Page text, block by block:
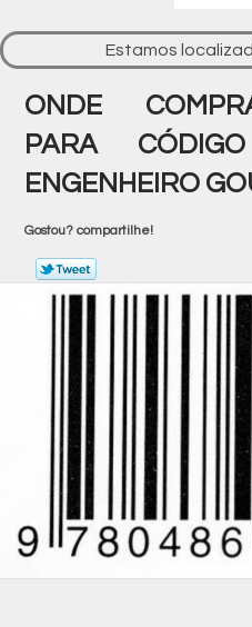
Estamos
ONDE
PARA
ENGENHEIRO
Gostou? compartilhe!